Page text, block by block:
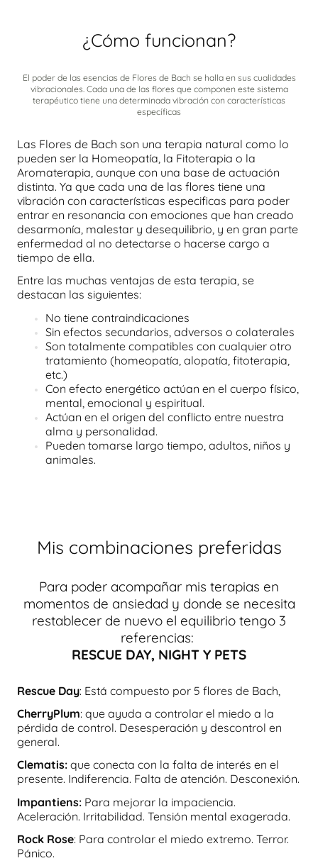
¿Cómo funcionan?
El poder de las esencias de Flores de Bach se halla en sus cualidades
vibracionales. Cada una de las flores que componen este sistema
terapéutico tiene una determinada vibración con características
específicas
Las Flores de Bach son una terapia natural como lo
pueden ser la Homeopatía, la Fitoterapia o la
Aromaterapia, aunque con una base de actuación
distinta. Ya que cada una de las flores tiene una
vibración con características especificas para poder
entrar en resonancia con emociones que han creado
desarmonía, malestar y desequilibrio, y en gran parte
enfermedad al no detectarse o hacerse cargo a
tiempo de ella.
Entre las muchas ventajas de esta terapia, se
destacan las siguientes:
No tiene contraindicaciones
Sin efectos secundarios, adversos o colaterales
Son totalmente compatibles con cualquier otro
tratamiento (homeopatía, alopatía, fitoterapia,
etc.)
Con efecto energético actúan en el cuerpo físico,
mental, emocional y espiritual.
Actúan en el origen del conflicto entre nuestra
alma y personalidad.
Pueden tomarse largo tiempo, adultos, niños y
animales.
Mis combinaciones preferidas
Para poder acompañar mis terapias en
momentos de ansiedad y donde se necesita
restablecer de nuevo el equilibrio tengo 3
referencias:
RESCUE DAY, NIGHT Y PETS
Rescue Day: Está compuesto por 5 flores de Bach,
CherryPlum: que ayuda a controlar el miedo a la
pérdida de control. Desesperación y descontrol en
general.
Clematis: que conecta con la falta de interés en el
presente. Indiferencia. Falta de atención. Desconexión.
Impantiens: Para mejorar la impaciencia.
Aceleración. Irritabilidad. Tensión mental exagerada.
Rock Rose: Para controlar el miedo extremo. Terror.
Pánico.